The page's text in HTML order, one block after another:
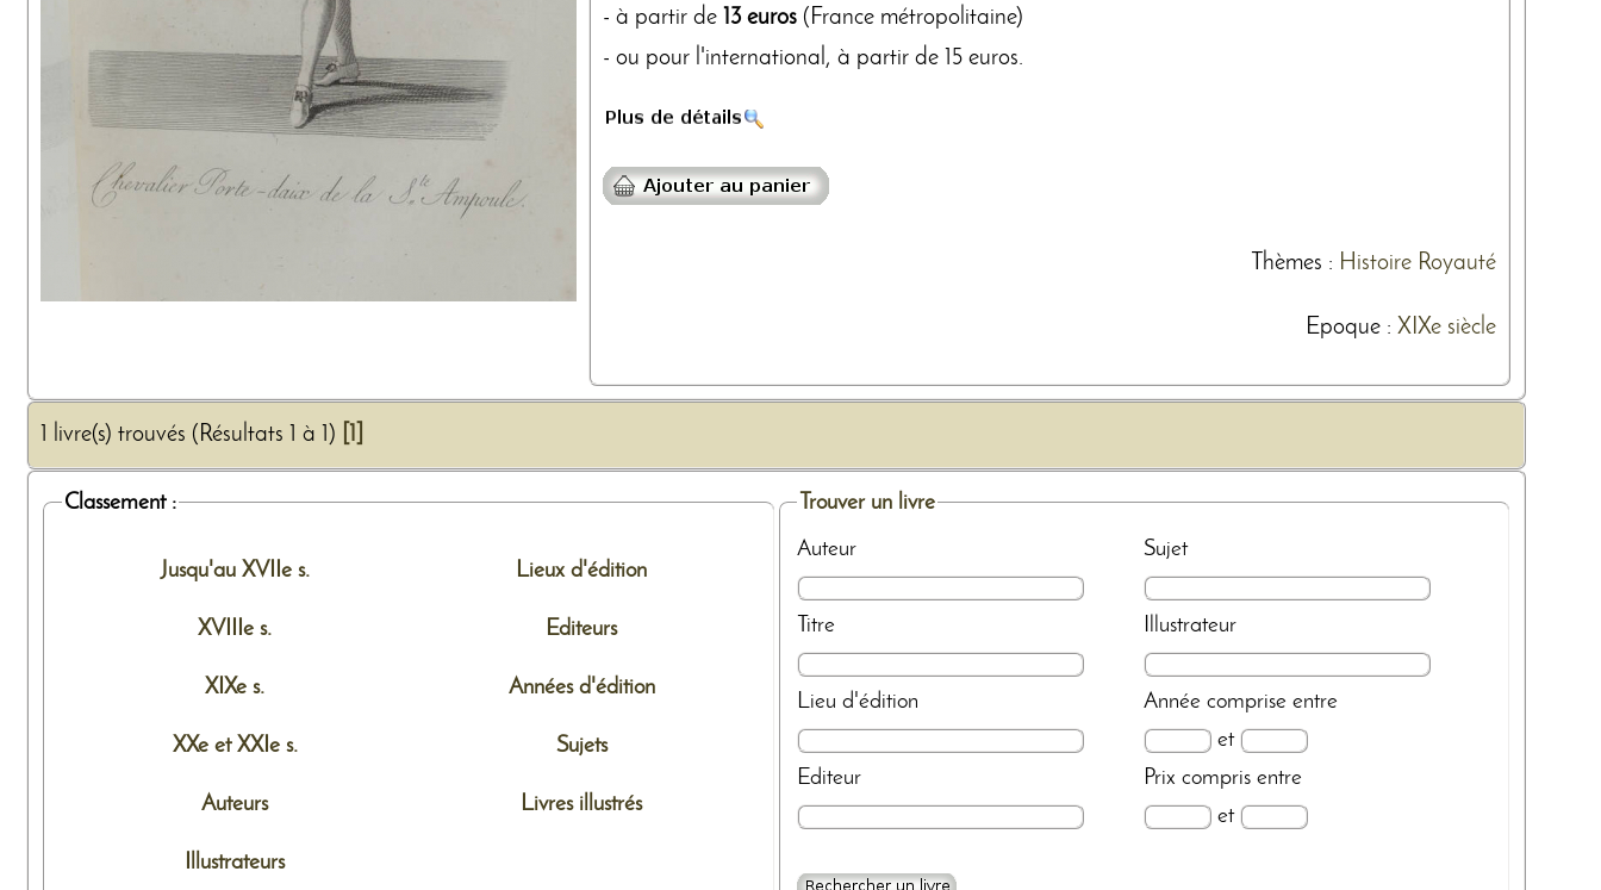
- à partir de 13 euros (France métropolitaine)
- ou pour l'international, à partir de 15 euros.
Thèmes : Histoire Royauté
Epoque : XIXe siècle
1 livre(s) trouvés (Résultats 1 à 1)
Classement :
Jusqu'au XVIIe s.
XVIIIe s.
XIXe s.
XXe et XXIe s.
Auteurs
Illustrateurs
Lieux d'édition
Editeurs
Années d'édition
Sujets
Livres illustrés
Trouver un livre
Auteur
Titre
Lieu d'édition
Editeur
Sujet
Illustrateur
Année comprise entre
et
Prix compris entre
et